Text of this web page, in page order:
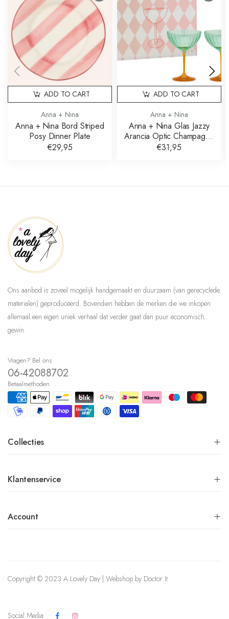
Anna + Nina
Anna + Nina Bord Striped
Posy Dinner Plate
€29,95
ADD TO CART
Anna + Nina
Anna + Nina Glas Jazzy
Arancia Optic Champagne
Glass Set of 2
€31,95
ADD TO CART
Ons aanbod is zoveel mogelijk handgemaakt en duurzaam (van gerecyclede
materialen) geproduceerd. Bovendien hebben de merken die we inkopen
allemaal een eigen uniek verhaal dat verder gaat dan puur economisch
gewin.
Vragen? Bel ons
06-42088702
Betaalmethoden
Collecties
Klantenservice
Account
Copyright © 2023 A Lovely Day | Webshop by Doctor It
Social Media